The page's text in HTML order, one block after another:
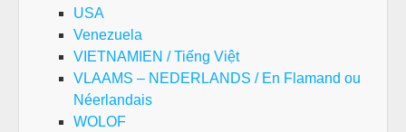
USA
Venezuela
VIETNAMIEN / Tiếng Việt
VLAAMS – NEDERLANDS / En Flamand ou
Néerlandais
WOLOF